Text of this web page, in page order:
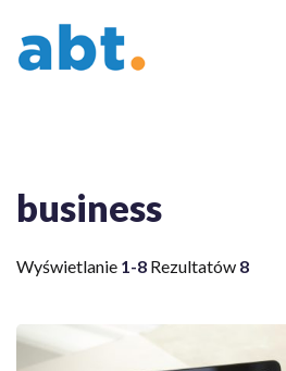
business
Wyświetlanie 1-8 Rezultatów 8